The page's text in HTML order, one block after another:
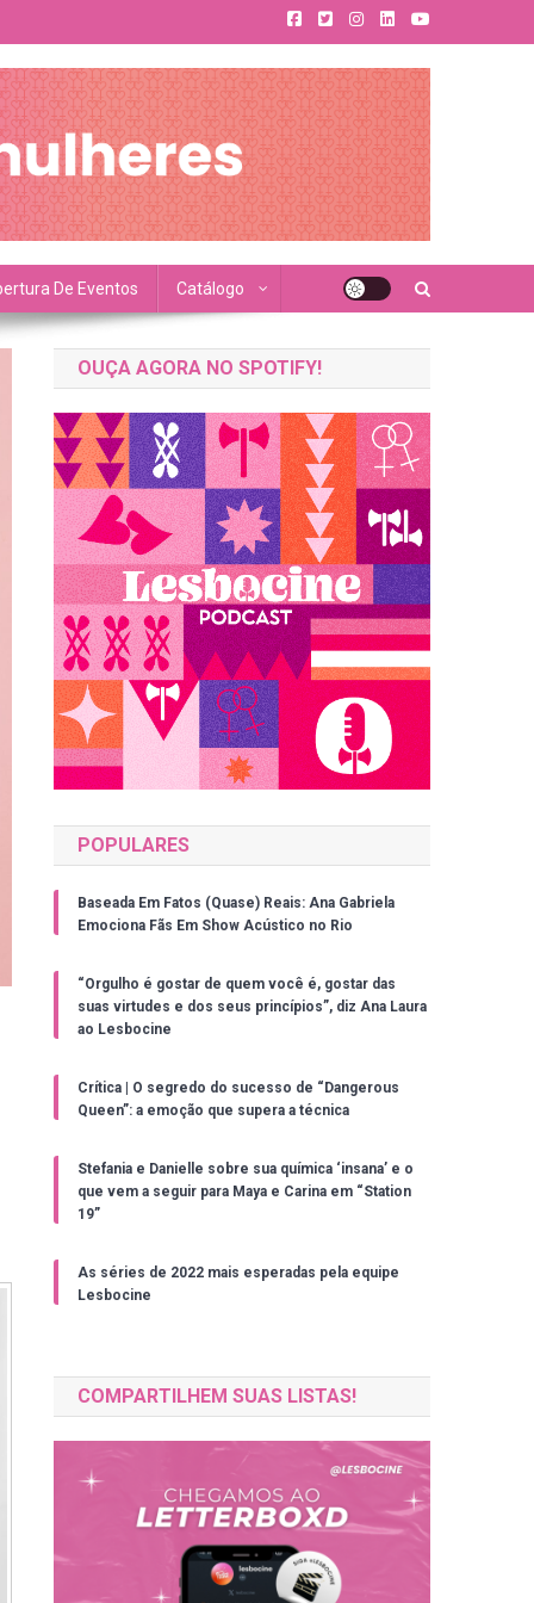
De Eventos Catálogo
OUÇA AGORA NO SPOTIFY!
POPULARES
Baseada Em Fatos (Quase) Reais: Ana Gabriela
Emociona Fãs Em Show Acústico no Rio
“Orgulho é gostar de quem você é, gostar das
suas virtudes e dos seus princípios”, diz Ana Laura
ao Lesbocine
Crítica | O segredo do sucesso de “Dangerous
Queen”: a emoção que supera a técnica
Stefania e Danielle sobre sua química ‘insana’ e o
que vem a seguir para Maya e Carina em “Station
19”
As séries de 2022 mais esperadas pela equipe
Lesbocine
COMPARTILHEM SUAS LISTAS!